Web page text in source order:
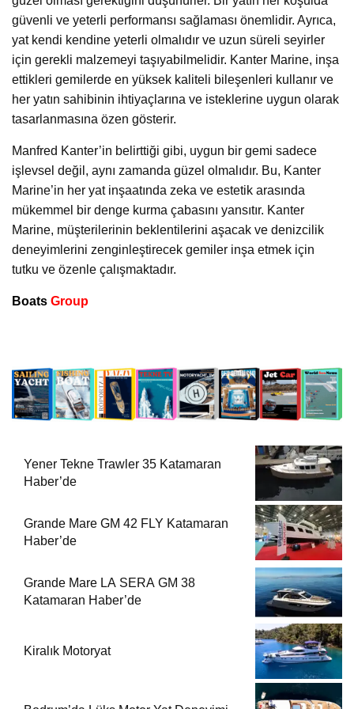
güvenli ve yeterli performansı sağlaması önemlidir. Ayrıca,
yat kendi kendine yeterli olmalıdır ve uzun süreli seyirler
için gerekli malzemeyi taşıyabilmelidir. Kanter Marine, inşa
ettikleri gemilerde en yüksek kaliteli bileşenleri kullanır ve
her yatın sahibinin ihtiyaçlarına ve isteklerine uygun olarak
tasarlanmasına özen gösterir.
Manfred Kanter’in belirttiği gibi, uygun bir gemi sadece
işlevsel değil, aynı zamanda güzel olmalıdır. Bu, Kanter
Marine’in her yat inşaatında zeka ve estetik arasında
mükemmel bir denge kurma çabasını yansıtır. Kanter
Marine, müşterilerinin beklentilerini aşacak ve denizcilik
deneyimlerini zenginleştirecek gemiler inşa etmek için
tutku ve özenle çalışmaktadır.
Boats Group
Yener Tekne Trawler 35 Katamaran
Haber’de
Grande Mare GM 42 FLY Katamaran
Haber’de
Grande Mare LA SERA GM 38
Katamaran Haber’de
Kiralık Motoryat